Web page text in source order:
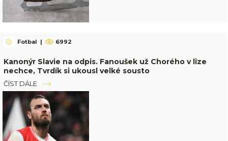
Fotbal | 6992
Kanonýr Slavie na odpis. Fanoušek už Chorého v lize
nechce, Tvrdík si ukousl velké sousto
ČÍST DÁLE